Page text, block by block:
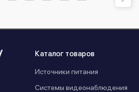
Каталог товаров
Источники питания
Системы видеонаблюдения